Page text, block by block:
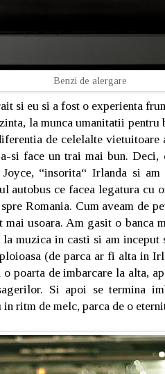
Benzi de alergare
si eu si a fost o experienta
la munca umanitatii
de celelalte vietuitoare
si face un trai mai bun. Deci,
“insorita“ Irlanda si
autobus ce facea legatura cu
Romania. Cum aveam de
usoara. Am gasit o banca
muzica in casti si am
(de parca ar fi alta in
poarta de imbarcare la alta,
Si apoi se termina
ritm de melc, parca de o